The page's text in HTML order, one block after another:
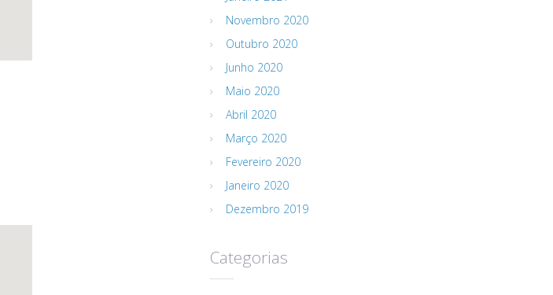
Novembro 2020
Outubro 2020
Junho 2020
Maio 2020
Abril 2020
Março 2020
Fevereiro 2020
Janeiro 2020
Dezembro 2019
Categorias